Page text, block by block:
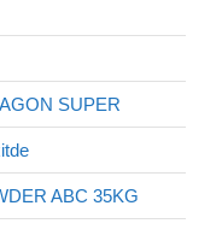
SUPER
ABC 35KG